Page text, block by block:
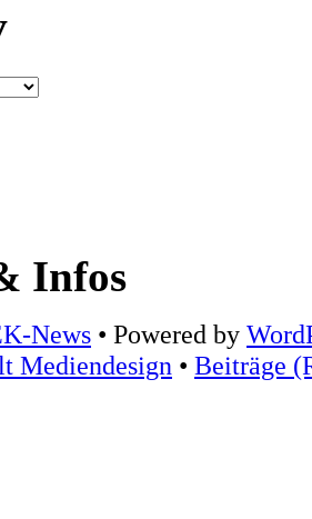
Infos
News • Powered by
Mediendesign • Beiträge